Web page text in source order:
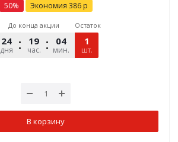
50% Экономия 386р
До конца акции
24
дня
19
час.
04
мин.
49
сек.
Остаток
1
шт.
В корзину